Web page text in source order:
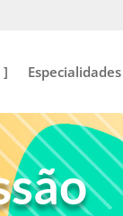
] Especialidades